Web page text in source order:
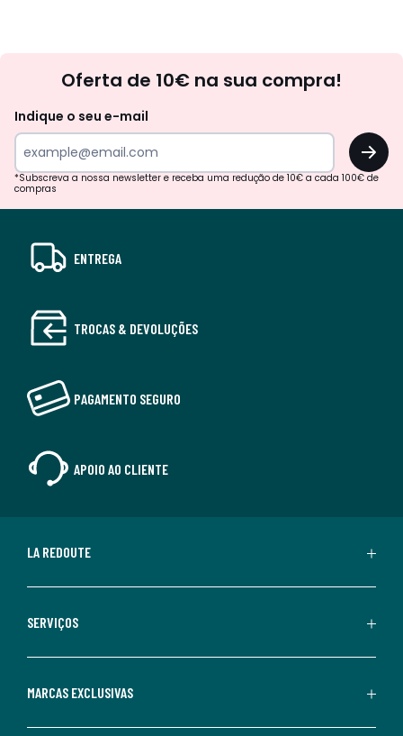
Oferta de 10€ na sua compra!
Indique o seu e-mail
OK
*Subscreva a nossa newsletter e receba uma redução de 10€ a cada 100€ de
compras
ENTREGA
TROCAS & DEVOLUÇÕES
PAGAMENTO SEGURO
APOIO AO CLIENTE
LA REDOUTE
SERVIÇOS
MARCAS EXCLUSIVAS